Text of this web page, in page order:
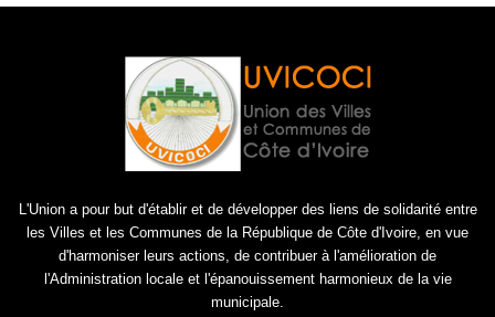
L'Union a pour but d'établir et de développer des liens de solidarité entre
les Villes et les Communes de la République de Côte d'Ivoire, en vue
d'harmoniser leurs actions, de contribuer à l'amélioration de
l'Administration locale et l'épanouissement harmonieux de la vie
municipale.